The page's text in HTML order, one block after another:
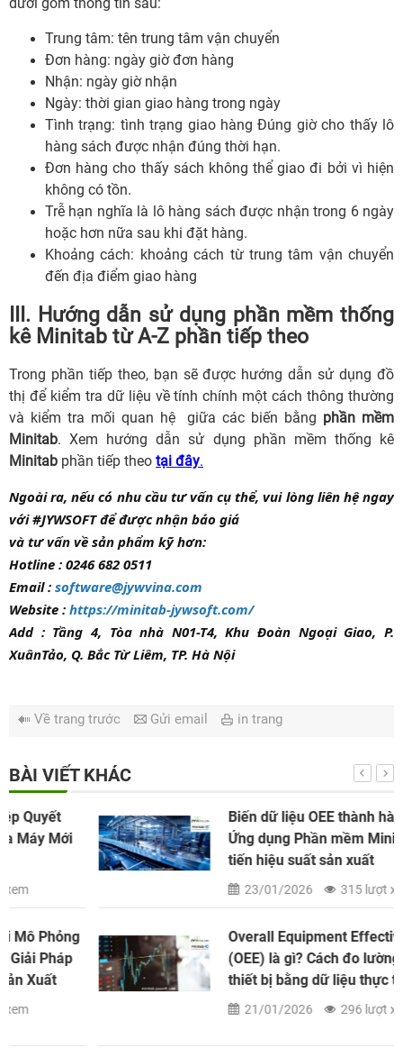
Trung tâm: tên trung tâm vận chuyển
Đơn hàng: ngày giờ đơn hàng
Nhận: ngày giờ nhận
Ngày: thời gian giao hàng trong ngày
Tình trạng: tình trạng giao hàng Đúng giờ cho thấy lô
hàng sách được nhận đúng thời hạn.
Đơn hàng cho thấy sách không thể giao đi bởi vì hiện
không có tồn.
Trễ hạn nghĩa là lô hàng sách được nhận trong 6 ngày
hoặc hơn nữa sau khi đặt hàng.
Khoảng cách: khoảng cách từ trung tâm vận chuyển
đến địa điểm giao hàng
III. Hướng dẫn sử dụng phần mềm thống
kê Minitab từ A-Z phần tiếp theo
Trong phần tiếp theo, bạn sẽ được hướng dẫn sử dụng đồ
thị để kiểm tra dữ liệu về tính chính một cách thông thường
và kiểm tra mối quan hệ giữa các biến bằng phần mềm
Minitab. Xem hướng dẫn sử dụng phần mềm thống kê
Minitab phần tiếp theo tại đây.
Ngoài ra, nếu có nhu cầu tư vấn cụ thể, vui lòng liên hệ ngay
với #JYWSOFT để được nhận báo giá
và tư vấn về sản phẩm kỹ hơn:
Hotline : 0246 682 0511
Email : software@jywvina.com
Website : https://minitab-jywsoft.com/
Add : Tầng 4, Tòa nhà N01-T4, Khu Đoàn Ngoại Giao, P.
XuânTảo, Q. Bắc Từ Liêm, TP. Hà Nội
Về trang trước Gửi email in trang
BÀI VIẾT KHÁC
Biến dữ liệu OEE thành hành động:
Ứng dụng Phần mềm Minitab để cải
tiến hiệu suất sản xuất
315 lượt xem
Overall Equipment Effectiveness
(OEE) là gì? Cách đo lường hiệu suất
thiết bị bằng dữ liệu thực tế
296 lượt xem